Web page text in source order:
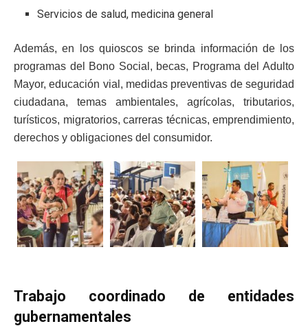
Servicios de salud, medicina general
Además, en los quioscos se brinda información de los
programas del Bono Social, becas, Programa del Adulto
Mayor, educación vial, medidas preventivas de seguridad
ciudadana, temas ambientales, agrícolas, tributarios,
turísticos, migratorios, carreras técnicas, emprendimiento,
derechos y obligaciones del consumidor.
Trabajo coordinado de entidades
gubernamentales